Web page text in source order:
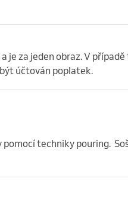
je za jeden obraz. V
účtován poplatek.
techniky pouring.